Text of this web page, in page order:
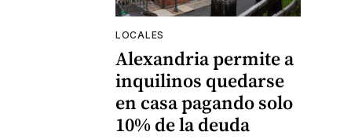
LOCALES
Alexandria permite a
inquilinos quedarse
en casa pagando solo
10% de la deuda